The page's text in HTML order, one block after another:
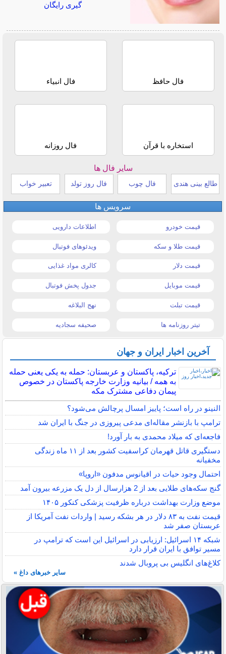
گیری رایگان
فال حافظ فال انبیاء
استخاره با قرآن فال روزانه
سایر فال ها
طالع بینی هندی فال چوب فال روز تولد تعبیر خواب
سرویس ها
قیمت خودرو اطلاعات دارویی
قیمت طلا و سکه ویدئوهای فوتبال
قیمت دلار کالری مواد غذایی
قیمت موبایل جدول پخش فوتبال
قیمت تبلت نهج البلاغه
تیتر روزنامه ها صحیفه سجادیه
آخرین اخبار ایران و جهان
ترکیه، پاکستان و عربستان: حمله به یکی یعنی حمله
به همه / بیانیه وزارت خارجه پاکستان در خصوص
پیمان دفاعی مشترک مکه
النینو در راه است؛ پاییز امسال پرچالش می‌شود؟
ترامپ با بازنشر مقاله‌ای مدعی پیروزی در جنگ با ایران شد
فاجعه‌ای که میلاد محمدی به بار آورد!
دستگیری قاتل قهرمان کراسفیت کشور بعد از ۱۱ ماه زندگی
مخفیانه
احتمال وجود حیات در اقیانوس مدفون «اروپا»
گنج سکه‌های طلایی بعد از 2 هزارسال از دل یک مزرعه بیرون آمد
موضع وزارت بهداشت درباره ظرفیت پزشکی کنکور ۱۴۰۵
قیمت نفت به ۸۳ دلار در هر بشکه رسید | واردات نفت آمریکا از
عربستان صفر شد
شبکه ۱۴ اسرائیل: ارزیابی در اسرائیل این است که ترامپ در
مسیر توافق با ایران قرار دارد
کلاغ‌های انگلیس بی پروبال شدند
سایر خبرهای داغ »